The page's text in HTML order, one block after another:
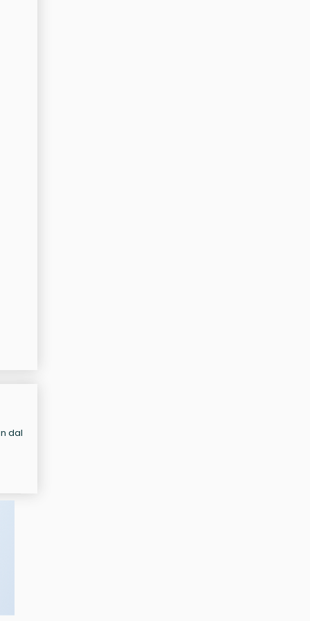
dal